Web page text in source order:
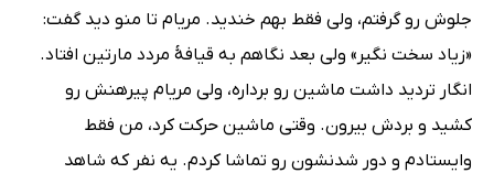
جلوش رو گرفتم، ولی فقط بهم خندید. مریام تا منو دید گفت:
«زیاد سخت نگیر» ولی بعد نگاهم به قیافۀ مردد مارتین افتاد.
انگار تردید داشت ماشین رو برداره، ولی مریام پیرهنش رو
کشید و بردش بیرون. وقتی ماشین حرکت کرد، من فقط
وایستادم و دور شدنشون رو تماشا کردم. یه نفر که شاهد